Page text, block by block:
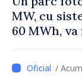
MW, cu
60 MWh,
/